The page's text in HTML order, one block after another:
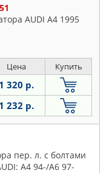
AUDI A4 1995
Цена Купить
1 320 р.
1 232 р.
пер. л. с болтами
A4 94-/A6 97-